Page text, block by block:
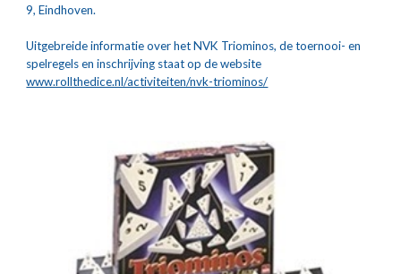
9, Eindhoven.
Uitgebreide informatie over het NVK Triominos, de toernooi- en
www.rollthedice.nl/activiteiten/nvk-triominos/